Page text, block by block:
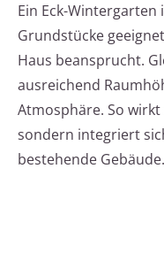
Ein Eck-
Grundstücke
Haus beansprucht.
ausreichend
Atmosphäre. So
sondern integriert
bestehende Gebäude.